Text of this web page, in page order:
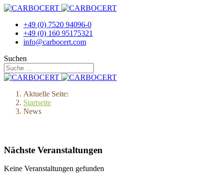
+49 (0) 7520 94096-0
+49 (0) 160 95175321
info@carbocert.com
Suchen
Aktuelle Seite:
Startseite
News
Nächste Veranstaltungen
Keine Veranstaltungen gefunden